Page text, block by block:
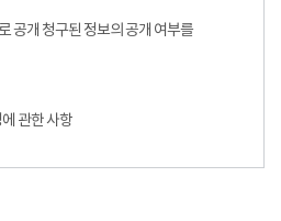
공개 청구된 정보의 공개 여부를
관한 사항